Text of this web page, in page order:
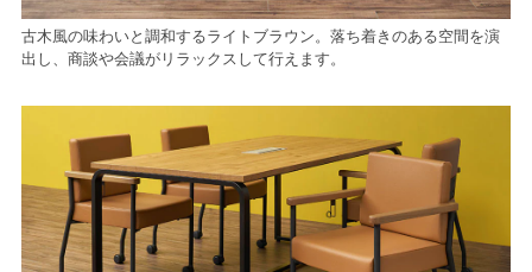
古木風の味わいと調和するライトブラウン。落ち着きのある空間を演
出し、商談や会議がリラックスして行えます。